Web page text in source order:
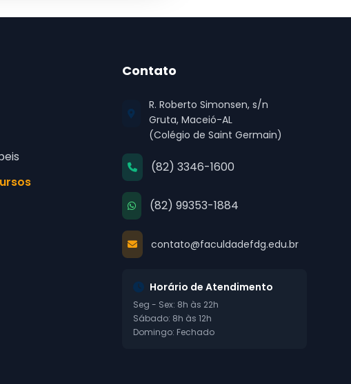
Contato
R. Roberto Simonsen, s/n
Gruta, Maceió-AL
(Colégio de Saint Germain)
(82) 3346-1600
(82) 99353-1884
contato@faculdadefdg.edu.br
Horário de Atendimento
Seg - Sex: 8h às 22h
Sábado: 8h às 12h
Domingo: Fechado